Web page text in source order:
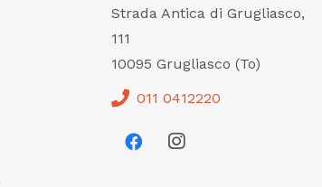
Strada Antica di Grugliasco,
111
10095 Grugliasco (To)
011 0412220